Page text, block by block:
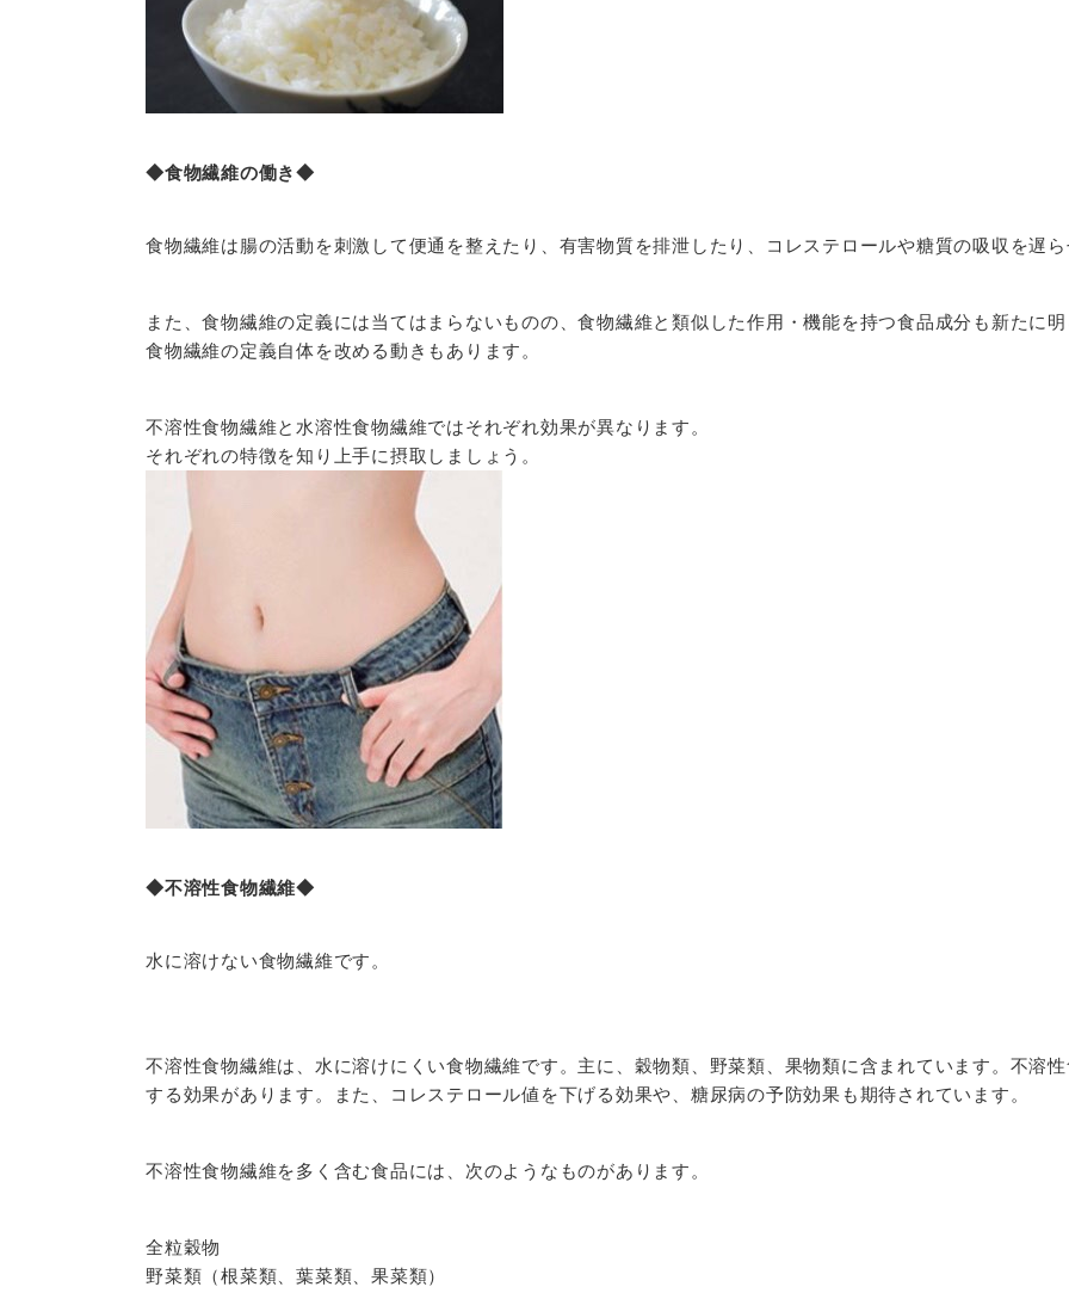
◆食物繊維の働き◆
食物繊維は腸の活動を刺激して便通を整えたり、有害物質を排泄したり、コレステロールや糖質の吸収を遅ら
また、食物繊維の定義には当てはまらないものの、食物繊維と類似した作用・機能を持つ食品成分も新たに明
食物繊維の定義自体を改める動きもあります。
不溶性食物繊維と水溶性食物繊維ではそれぞれ効果が異なります。
それぞれの特徴を知り上手に摂取しましょう。
◆不溶性食物繊維◆
水に溶けない食物繊維です。
不溶性食物繊維は、水に溶けにくい食物繊維です。主に、穀物類、野菜類、果物類に含まれています。不溶
する効果があります。また、コレステロール値を下げる効果や、糖尿病の予防効果も期待されています。
不溶性食物繊維を多く含む食品には、次のようなものがあります。
全粒穀物
野菜類（根菜類、葉菜類、果菜類）